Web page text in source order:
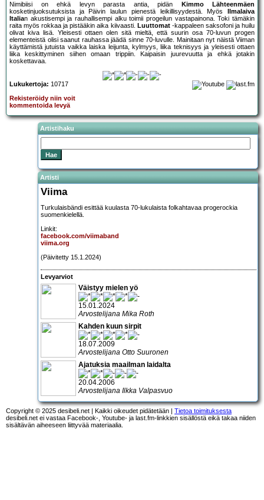
Nimibiisi on ehkä levyn parasta antia, pidän
Kimmo Lähteenmäen
kosketinjuoksutuksista ja Päivin laulun pienestä leikillisyydestä. Myös
Ilmalaiva
Italian akustisempi ja rauhallisempi alku toimii progeilun vastapainona. Toki tämäkin
raita myös rokkaa ja pistääkin aika kiivaasti. Luuttomat-kappaleen saksofoni ja huilu
olivat kiva lisä. Yleisesti ottaen olen sitä mieltä, että suurin osa 70-luvun progen
elementeistä olisi saanut rauhassa jäädä sinne 70-luvulle. Mainitaan nyt näistä Viiman
käyttämistä jutuista vaikka laiska leijunta, kylmyys, liika teknisyys ja yleisesti ottaen
liika keskittyminen siihen omaan trippiin. Kaipaisin juurevuutta ja ehkä jotakin
koskettavaa.
Lukukertoja: 10717
Rekisteröidy niin voit
kommentoida levyä
Artistihaku
Artisti
Viima
Turkulaisbändi esittää kuulasta 70-lukulaista folkahtavaa progerockia
suomenkielellä.
Linkit:
facebook.com/viimaband
viima.org
(Päivitetty 15.1.2024)
Levyarviot
Väistyy mielen yö
15.01.2024
Arvostelijana Mika Roth
Kahden kuun sirpit
18.07.2009
Arvostelijana Otto Suuronen
Ajatuksia maailman laidalta
20.04.2006
Arvostelijana Ilkka Valpasvuo
Copyright © 2025 desibeli.net | Kaikki oikeudet pidätetään | Tietoa toimituksesta
desibeli.net ei vastaa Facebook-, Youtube- ja last.fm-linkkien sisällöstä eikä takaa niiden
sisältävän aiheeseen liittyvää materiaalia.